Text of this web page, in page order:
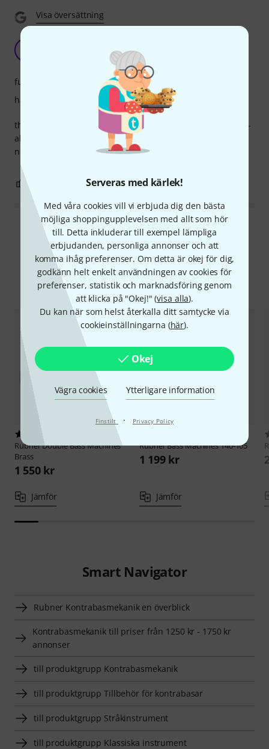
Serveras med kärlek!
Med våra cookies vill vi erbjuda dig den bästa
möjliga shoppingupplevelsen med allt som hör
till. Detta inkluderar till exempel lämpliga
erbjudanden, personliga annonser och att
komma ihåg preferenser. Om detta är okej för dig,
godkänn helt enkelt användningen av cookies för
preferenser, statistik och marknadsföring genom
att klicka på "Okej!" (visa alla).
Du kan när som helst återkalla ditt samtycke via
cookieinställningarna (här).
Okej
Vägra cookies Ytterligare information
Finstilt · Privacy Policy
Visa översättning
Bass KP 08.08.2018
these machines look great, turn nicely and are very control-
able. they allow easy fine tuning of the strings. Just what's
needed
funktion
hantverkskvalitet
ANMÄL RECENSION
Läs alla recensioner
Jämför alternativ
RubnerDouble Bass Machines
Brass
1 550 kr
Jämför
RubnerBass Machines 140-105
1 199 kr
Jämför
Smart Navigator
Rubner Kontrabasmekanik en överblick
Kontrabasmekanik till priser från 1250 kr - 1750 kr
annonser
till produktgrupp Kontrabasmekanik
till produktgrupp Tillbehör för kontrabasar
till produktgrupp Stråkinstrument
till produktgrupp Klassiska instrument